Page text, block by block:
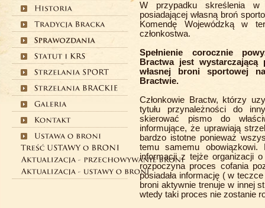
W przypadku skreślenia
posiadającej własną broń
Komendę Wojewódzką w
członkostwa.
Spełnienie corocznie
Bractwa jest
własnej broni sportowej
Bractwie.
Członkowie Bractw, którzy
tytułu przynależności do
skierować pismo do
informujące, że uprawiają
bardzo istotne ponieważ
temu samemu
informacji z tejże organizacji
rozpoczyna proces cofania
posiadała informację ( w
broni aktywnie trenuje w innej
wtedy taki proces nie zostanie